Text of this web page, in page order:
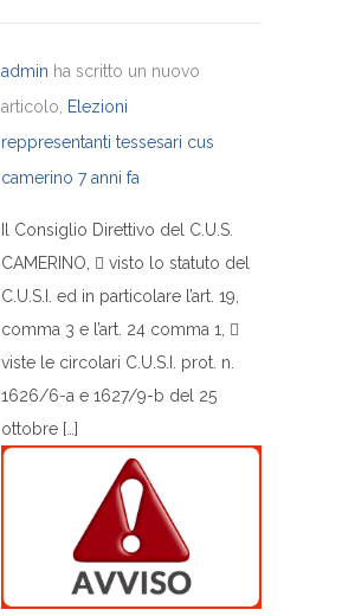
admin ha scritto un nuovo
articolo, Elezioni
reppresentanti tessesari cus
camerino 7 anni fa
Il Consiglio Direttivo del C.U.S.
CAMERINO,  visto lo statuto del
C.U.S.I. ed in particolare l’art. 19,
comma 3 e l’art. 24 comma 1, 
viste le circolari C.U.S.I. prot. n.
1626/6-a e 1627/9-b del 25
ottobre […]